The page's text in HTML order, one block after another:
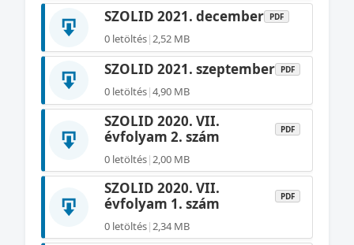
SZOLID 2021. december PDF
0 letöltés|2,52 MB
SZOLID 2021. szeptember PDF
0 letöltés|4,90 MB
SZOLID 2020. VII.
évfolyam 2. szám
PDF
0 letöltés|2,00 MB
SZOLID 2020. VII.
évfolyam 1. szám
PDF
0 letöltés|2,34 MB